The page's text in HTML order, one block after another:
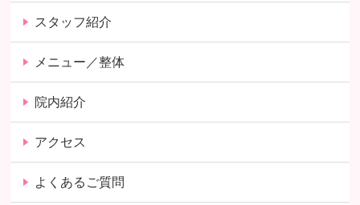
スタッフ紹介
メニュー／整体
院内紹介
アクセス
よくあるご質問